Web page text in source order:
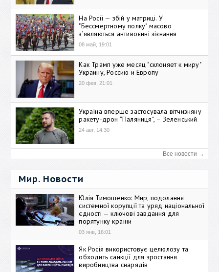
На Росії — збій у матриці. У
"Бессмертному полку" масово
зʼявляються антивоєнні зізнання
08 май, 19:01
Как Трамп уже месяц "склоняет к миру"
Украину, Россию и Европу
20 фев, 21:01
Україна вперше застосувала вітчизняну
ракету-дрон “Паляниця”, – Зеленський
24 авг, 14:30
Все новости →
Мир. Новости
Юлія Тимошенко: Мир, подолання
системної корупції та уряд національної
єдності — ключові завдання для
порятунку країни
03 янв, 16:01
Як Росія використовує целюлозу та
обходить санкції для зростання
виробництва снарядів